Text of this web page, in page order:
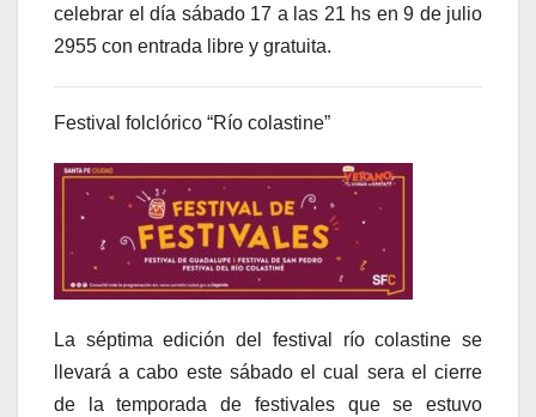
celebrar el día sábado 17 a las 21 hs en 9 de julio
2955 con entrada libre y gratuita.
Festival folclórico “Río colastine”
La séptima edición del festival río colastine se
llevará a cabo este sábado el cual sera el cierre
de la temporada de festivales que se estuvo